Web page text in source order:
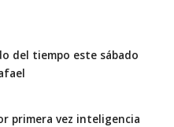
del tiempo este sábado
primera vez inteligencia